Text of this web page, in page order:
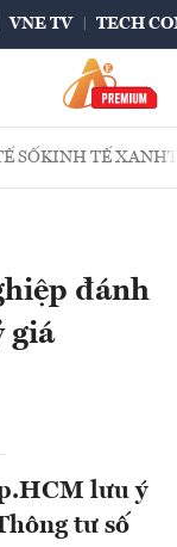
VNE TV TECH
SỐKINH TẾ XANH
đánh
giá
lưu ý
tư số